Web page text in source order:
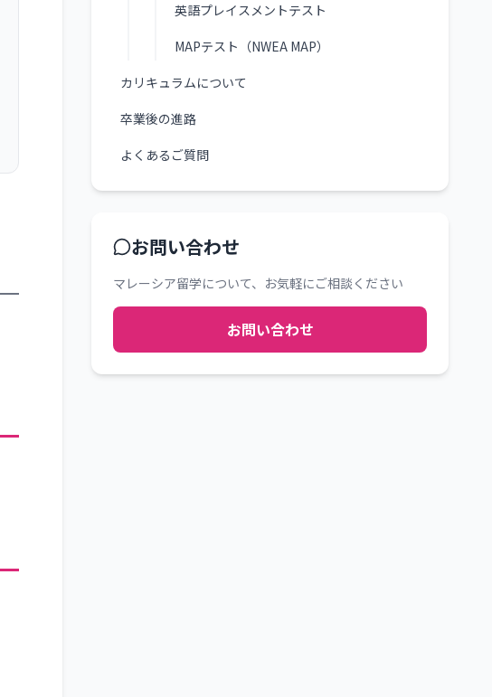
英語プレイスメントテスト
MAPテスト（NWEA MAP）
カリキュラムについて
卒業後の進路
よくあるご質問
お問い合わせ
マレーシア留学について、お気軽にご相談ください
お問い合わせ